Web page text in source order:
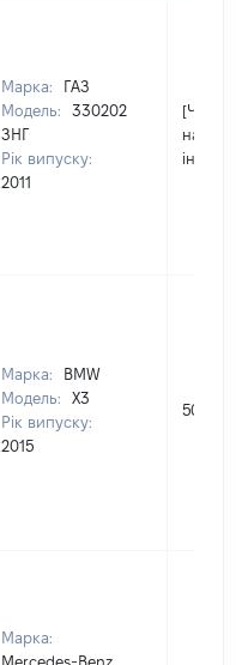
Марка:
ГАЗ
Модель:
330202
ЗНГ
Рік випуску:
2011
[Член
надав
Марка:
BMW
Модель:
X3
Рік випуску:
2015
50000
Марка:
Mercedes-Benz